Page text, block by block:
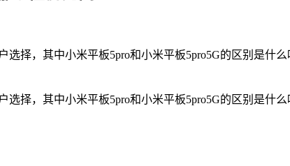
择，其中小米平板5pro和小米平板5pro5G的区别是什
择，其中小米平板5pro和小米平板5pro5G的区别是什